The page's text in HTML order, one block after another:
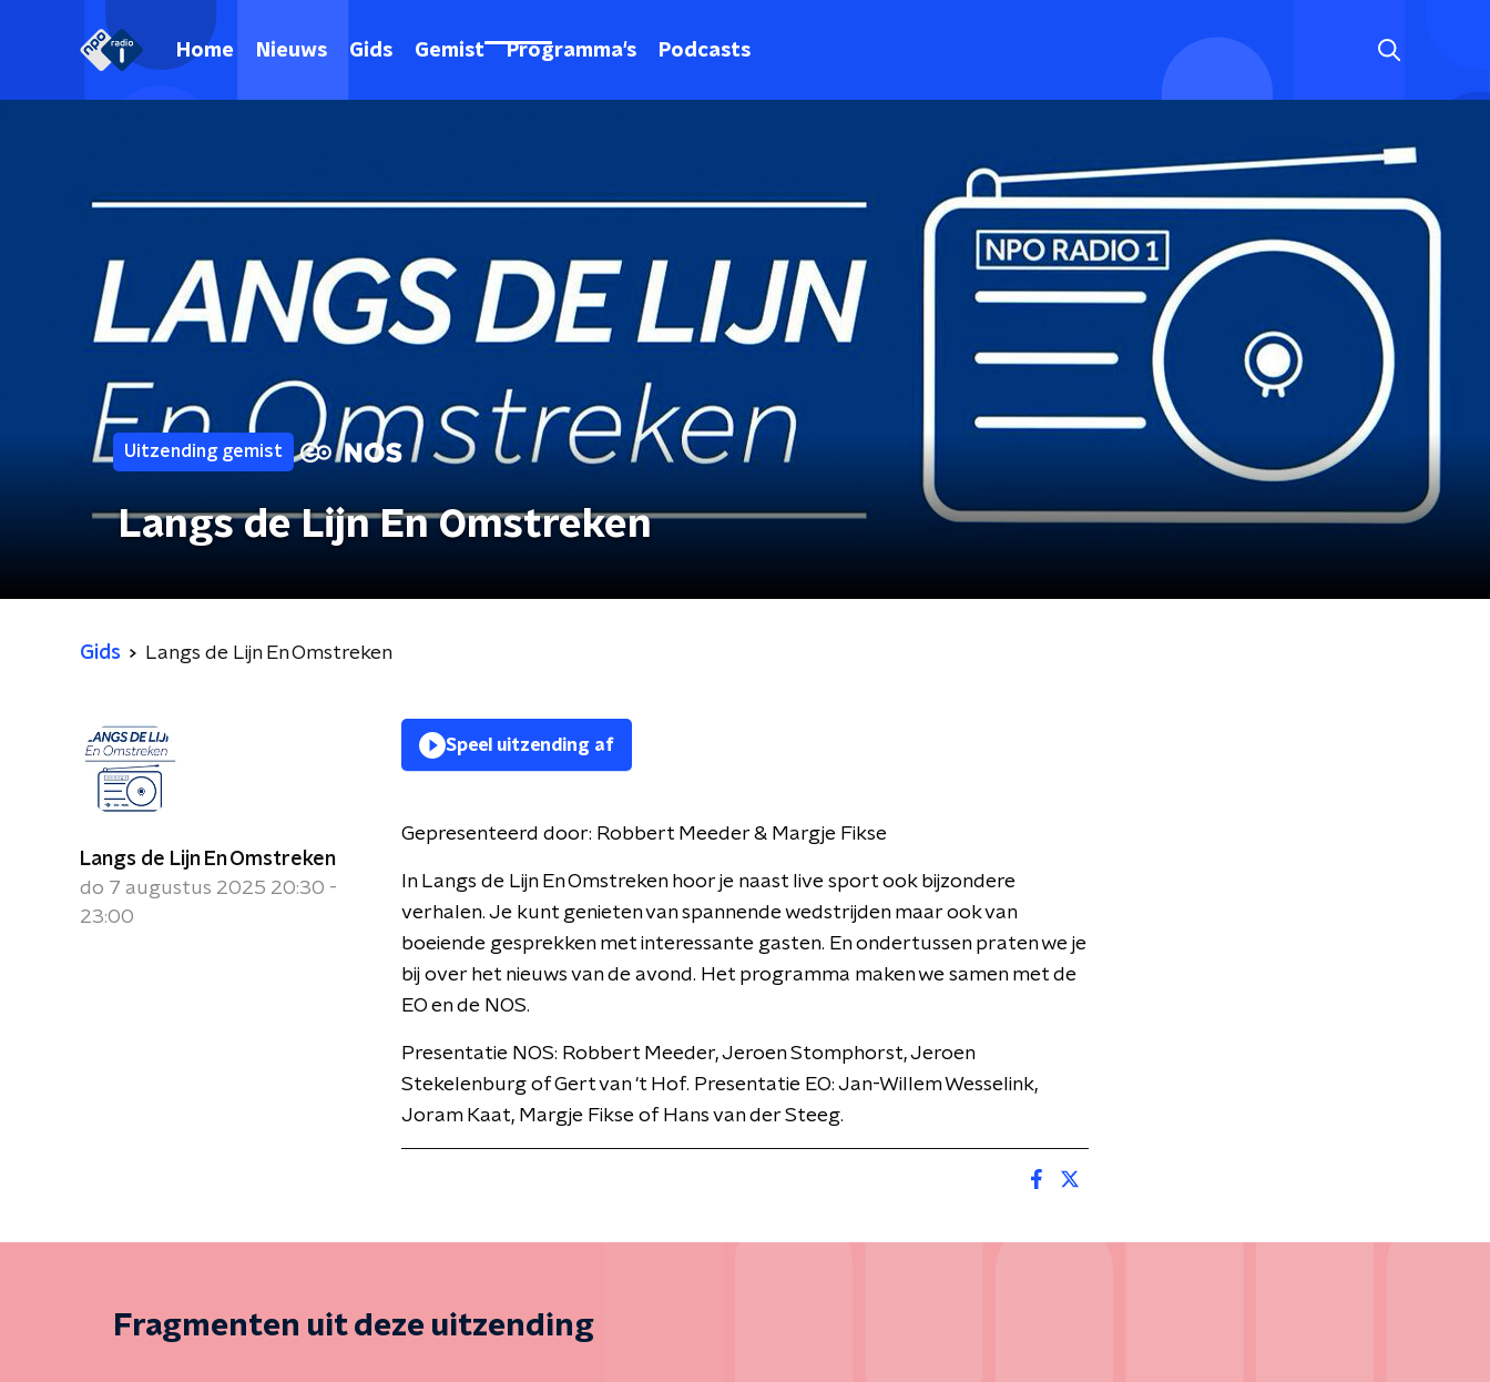
Home Nieuws Gids Gemist Programma's Podcasts
Uitzending gemist
Langs de Lijn En Omstreken
Gids Langs de Lijn En Omstreken
Langs de Lijn En Omstreken
do 7 augustus 2025 20:30 -
23:00
Speel uitzending af
Gepresenteerd door: Robbert Meeder & Margje Fikse
In Langs de Lijn En Omstreken hoor je naast live sport ook bijzondere
verhalen. Je kunt genieten van spannende wedstrijden maar ook van
boeiende gesprekken met interessante gasten. En ondertussen praten we je
bij over het nieuws van de avond. Het programma maken we samen met de
EO en de NOS.
Presentatie NOS: Robbert Meeder, Jeroen Stomphorst, Jeroen
Stekelenburg of Gert van 't Hof. Presentatie EO: Jan-Willem Wesselink,
Joram Kaat, Margje Fikse of Hans van der Steeg.
Fragmenten uit deze uitzending